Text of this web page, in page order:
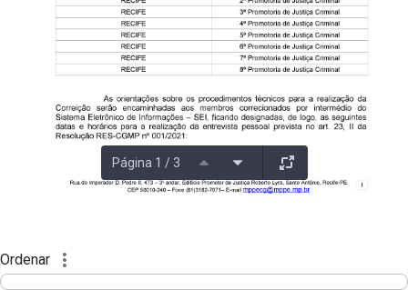
Página 1 / 3
Ordenar